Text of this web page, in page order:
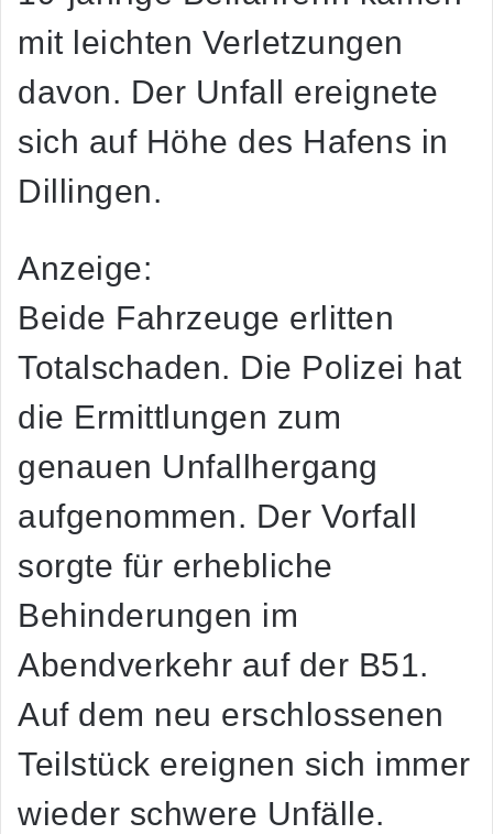
mit leichten Verletzungen
davon. Der Unfall ereignete
sich auf Höhe des Hafens in
Dillingen.
Anzeige:
Beide Fahrzeuge erlitten
Totalschaden. Die Polizei hat
die Ermittlungen zum
genauen Unfallhergang
aufgenommen. Der Vorfall
sorgte für erhebliche
Behinderungen im
Abendverkehr auf der B51.
Auf dem neu erschlossenen
Teilstück ereignen sich immer
wieder schwere Unfälle.